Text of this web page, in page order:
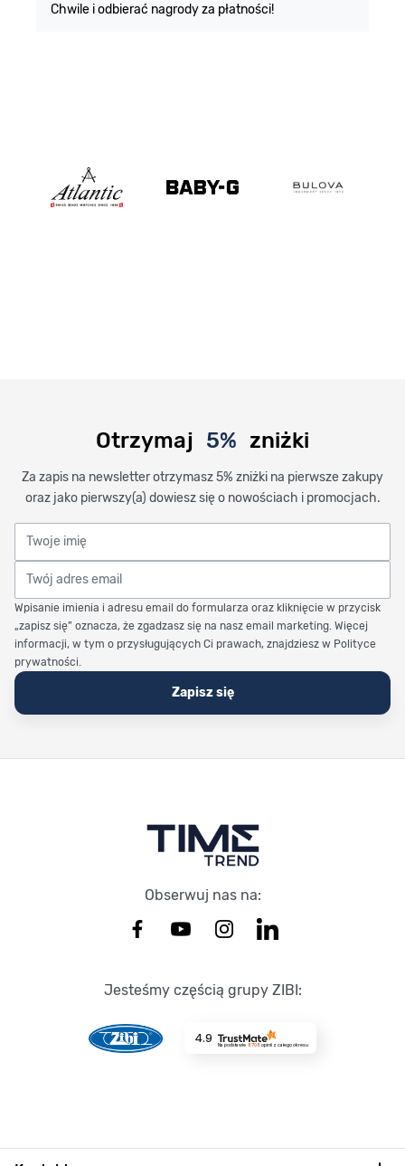
Chwile i odbierać nagrody za płatności!
Otrzymaj 5% zniżki
Za zapis na newsletter otrzymasz 5% zniżki na pierwsze zakupy
oraz jako pierwszy(a) dowiesz się o nowościach i promocjach.
Twoje imię
Twój adres email
Wpisanie imienia i adresu email do formularza oraz kliknięcie w przycisk
„zapisz się” oznacza, że zgadzasz się na nasz email marketing. Więcej
informacji, w tym o przysługujących Ci prawach, znajdziesz w Polityce
prywatności.
Zapisz się
Obserwuj nas na:
Jesteśmy częścią grupy ZIBI:
4.9
Na podstawie 8708opinii z całego okresu